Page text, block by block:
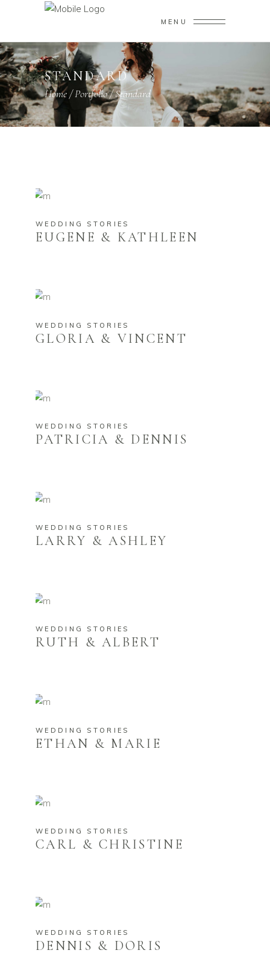
MENU
STANDARD
Home/Portfolio/Standard
WEDDING STORIES
EUGENE & KATHLEEN
WEDDING STORIES
GLORIA & VINCENT
WEDDING STORIES
PATRICIA & DENNIS
WEDDING STORIES
LARRY & ASHLEY
WEDDING STORIES
RUTH & ALBERT
WEDDING STORIES
ETHAN & MARIE
WEDDING STORIES
CARL & CHRISTINE
WEDDING STORIES
DENNIS & DORIS